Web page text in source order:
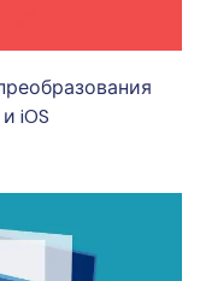
iOS